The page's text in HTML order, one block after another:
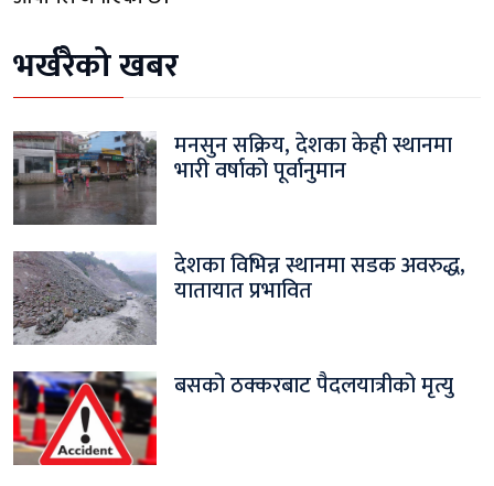
भर्खरैको खबर
मनसुन सक्रिय, देशका केही स्थानमा
भारी वर्षाको पूर्वानुमान
देशका विभिन्न स्थानमा सडक अवरुद्ध,
यातायात प्रभावित
बसको ठक्करबाट पैदलयात्रीको मृत्यु